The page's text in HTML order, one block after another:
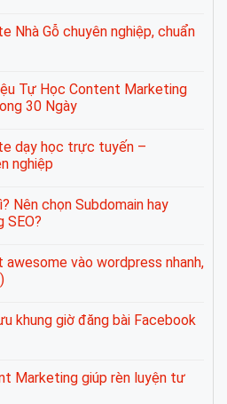
Nhà Gỗ chuyên nghiệp, chuẩn
Tự Học Content Marketing
30 Ngày
dạy học trực tuyến –
nghiệp
Nên chọn Subdomain hay
SEO?
vào wordpress nhanh,
khung giờ đăng bài Facebook
Marketing giúp rèn luyện tư